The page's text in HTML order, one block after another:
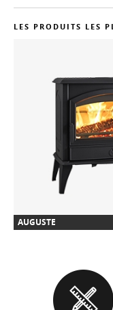
LES PRODUITS LES
AUGUSTE